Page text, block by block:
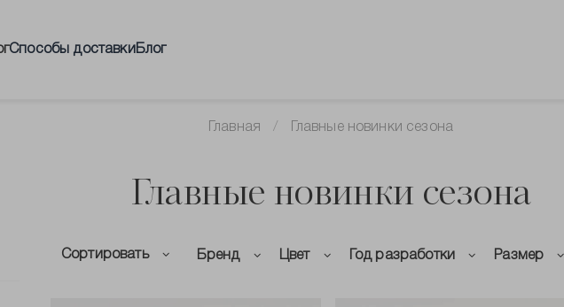
Способы доставки Блог
Главная Главные новинки сезона
Главные новинки сезона
Сортировать Бренд Цвет Год разработки Размер